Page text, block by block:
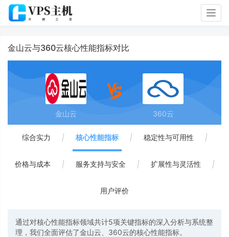
金山云与360云核心性能指标对比
金山云 360云
综合实力 | 核心性能指标 | 稳定性与可用性 |
价格与成本 | 服务支持与安全 | 扩展性与灵活性 |
用户评价
通过对核心性能指标领域共计5项关键指标的深入分析与系统整
理，我们全面评估了金山云、360云的核心性能指标。